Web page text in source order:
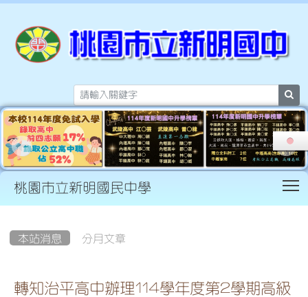
桃園市立新明國民中學
本站消息 分月文章
轉知治平高中辦理114學年度第2學期高級